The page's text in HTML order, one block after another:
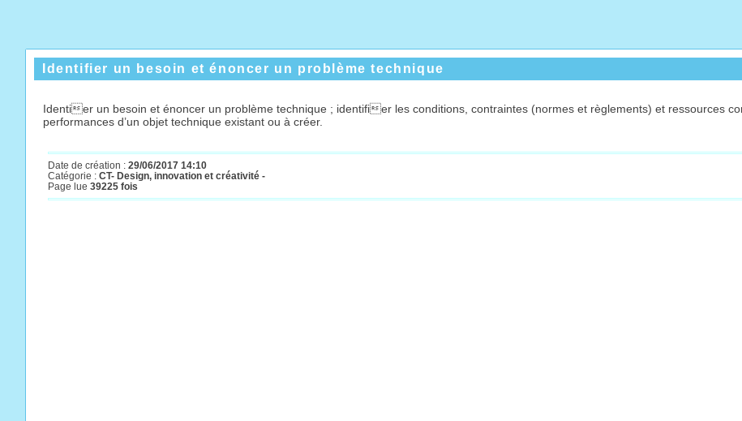
Identifier un besoin et énoncer un problème technique
Identier un besoin et énoncer un problème technique ; identifier les conditions, contraintes (normes et règlements) et ressources
performances d’un objet technique existant ou à créer.
Date de création : 29/06/2017 14:10
Catégorie : CT- Design, innovation et créativité -
Page lue 39225 fois